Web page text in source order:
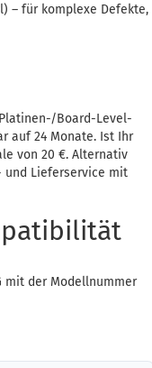
– für komplexe Defekte,
Board-Level-
auf 24 Monate. Ist Ihr
von 20 €. Alternativ
und Lieferservice mit
mit der Modellnummer